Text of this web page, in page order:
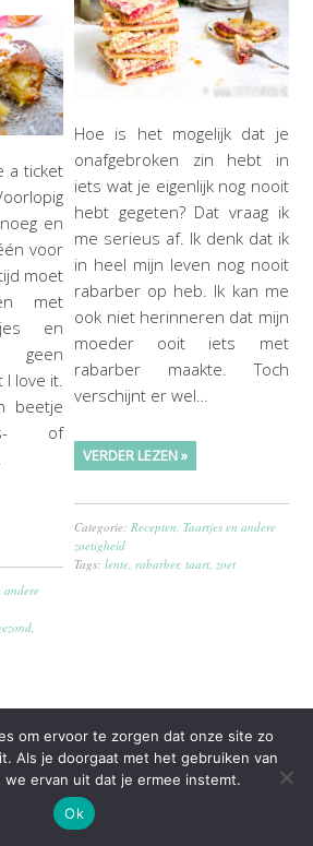
a ticket
en
voor
moet
met
en
geen
love it.
beetje
of
andere
,
Hoe is het mogelijk dat je
onafgebroken zin hebt in
iets wat je eigenlijk nog nooit
hebt gegeten? Dat vraag ik
me serieus af. Ik denk dat ik
in heel mijn leven nog nooit
rabarber op heb. Ik kan me
ook niet herinneren dat mijn
moeder ooit iets met
rabarber maakte. Toch
verschijnt er wel…
VERDER LEZEN »
Categorie:Recepten,Taartjes en andere
zoetigheid
Tags:lente,rabarber,taart,zoet
6
Brownie met
salted caramel
13 maart 2015
Reacties
om ervoor te zorgen dat onze site zo
Als je doorgaat met het gebruiken van
we ervan uit dat je ermee instemt.
Ok